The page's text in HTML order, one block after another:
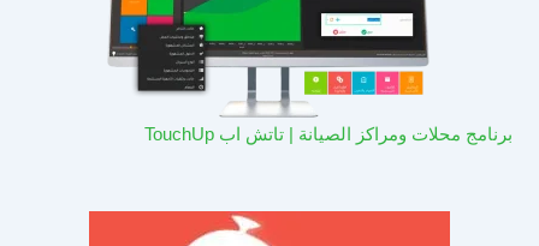
برنامج محلات ومراكز الصيانة | تاتش اب TouchUp